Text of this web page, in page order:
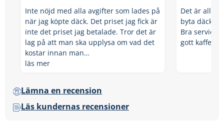
Inte nöjd med alla avgifter som lades på
när jag köpte däck. Det priset jag fick är
inte det priset jag betalade. Tror det är
lag på att man ska upplysa om vad det
kostar innan man…
läs mer
Det är alltid
byta däck
Bra service,
gott kaffe☕️
Lämna en recension
Läs kundernas recensioner